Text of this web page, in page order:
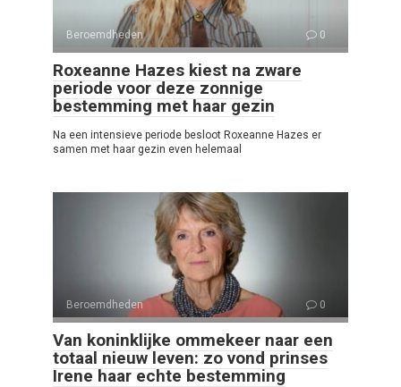
Beroemdheden 0
Roxeanne Hazes kiest na zware
periode voor deze zonnige
bestemming met haar gezin
Na een intensieve periode besloot Roxeanne Hazes er
samen met haar gezin even helemaal
Beroemdheden 0
Van koninklijke ommekeer naar een
totaal nieuw leven: zo vond prinses
Irene haar echte bestemming